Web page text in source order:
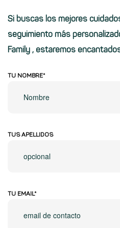
Si buscas los mejores
seguimiento más
Family , estaremos
TU NOMBRE*
TUS APELLIDOS
TU EMAIL*